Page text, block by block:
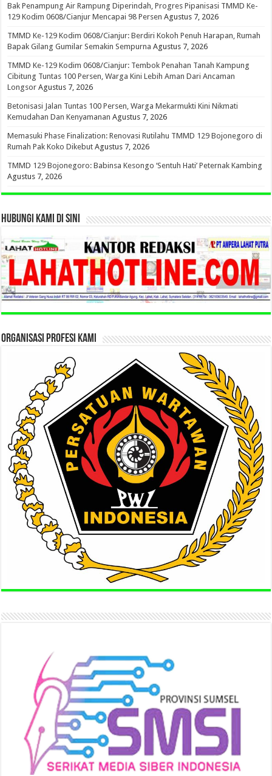
Bak Penampung Air Rampung Diperindah, Progres Pipanisasi TMMD Ke-
129 Kodim 0608/Cianjur Mencapai 98 Persen Agustus 7, 2026
TMMD Ke-129 Kodim 0608/Cianjur: Berdiri Kokoh Penuh Harapan, Rumah
Bapak Gilang Gumilar Semakin Sempurna Agustus 7, 2026
TMMD Ke-129 Kodim 0608/Cianjur: Tembok Penahan Tanah Kampung
Cibitung Tuntas 100 Persen, Warga Kini Lebih Aman Dari Ancaman
Longsor Agustus 7, 2026
Betonisasi Jalan Tuntas 100 Persen, Warga Mekarmukti Kini Nikmati
Kemudahan Dan Kenyamanan Agustus 7, 2026
Memasuki Phase Finalization: Renovasi Rutilahu TMMD 129 Bojonegoro di
Rumah Pak Koko Dikebut Agustus 7, 2026
TMMD 129 Bojonegoro: Babinsa Kesongo ‘Sentuh Hati’ Peternak Kambing
Agustus 7, 2026
HUBUNGI KAMI DI SINI
ORGANISASI PROFESI KAMI